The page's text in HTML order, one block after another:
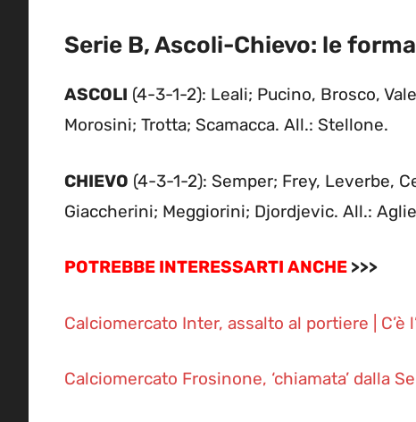
Serie B, Ascoli-Chievo: le
ASCOLI (4-3-1-2): Leali; Pucino, Brosco,
Morosini; Trotta; Scamacca. All.: Stellone.
CHIEVO (4-3-1-2): Semper; Frey, Leverbe,
Giaccherini; Meggiorini; Djordjevic. All.:
POTREBBE INTERESSARTI ANCHE >>>
Calciomercato Inter, assalto al portiere | C’è
Calciomercato Frosinone, ‘chiamata’ dalla